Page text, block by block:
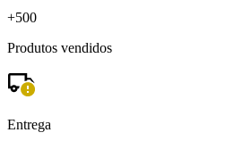
+500
Produtos vendidos
Entrega